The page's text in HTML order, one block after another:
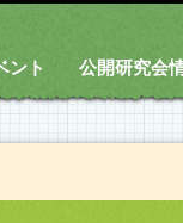
ント 公開研究会